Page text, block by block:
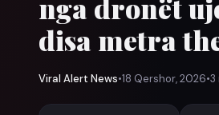
nga dronët
disa metra
Viral Alert News•18 Qershor, 2026•3